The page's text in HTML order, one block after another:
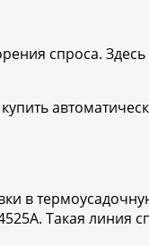
спроса.
купить
в
Такая линия